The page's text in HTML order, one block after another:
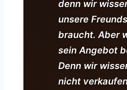
denn wir
unsere
braucht. Aber
sein Angebot
Denn wir
nicht